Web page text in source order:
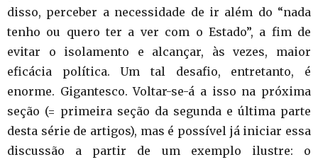
disso, perceber a necessidade de ir além do “nada
tenho ou quero ter a ver com o Estado”, a fim de
evitar o isolamento e alcançar, às vezes, maior
eficácia política. Um tal desafio, entretanto, é
enorme. Gigantesco. Voltar-se-á a isso na próxima
seção (= primeira seção da segunda e última parte
desta série de artigos), mas é possível já iniciar essa
discussão a partir de um exemplo ilustre: o